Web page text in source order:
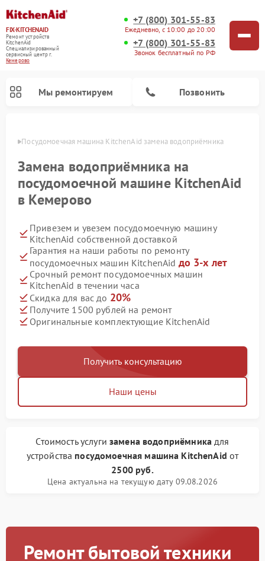
FIX-KITCHENAID
Ремонт устройств
KitchenAid
Специализированный
cервисный центр г.
Кемерово
+7 (800) 301-55-83
Ежедневно, с 10:00 до 20:00
+7 (800) 301-55-83
Звонок бесплатный по РФ
Мы ремонтируем Позвонить
Посудомоечная машина KitchenAid замена водоприёмника
Замена водоприёмника на
посудомоечной машине KitchenAid
в Кемерово
Привезем и увезем посудомоечную машину
KitchenAid собственной доставкой
Гарантия на наши работы по ремонту
посудомоечных машин KitchenAid до 3-х лет
Срочный ремонт посудомоечных машин
KitchenAid в течении часа
Скидка для вас до 20%
Получите 1500 рублей на ремонт
Оригинальные комплектующие KitchenAid
Получить консультацию
Наши цены
Стоимость услуги замена водоприёмникадля
устройства посудомоечная машина KitchenAid от
2500 руб.
Цена актуальна на текущую дату 09.08.2026
Ремонт бытовой техники